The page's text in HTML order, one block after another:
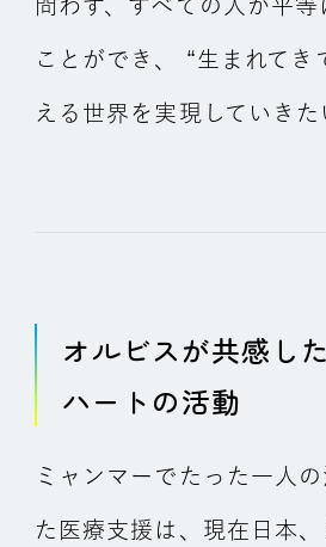
問わず、すべての人が平
ことができ、 “生まれてき
える世界を実現していきた
オルビスが共感し
ハートの活動
ミャンマーでたった一人
た医療支援は、現在日本、